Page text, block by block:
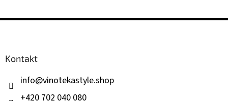
Z
Kontakt
info@vinotekastyle.shop
+420 702 040 080